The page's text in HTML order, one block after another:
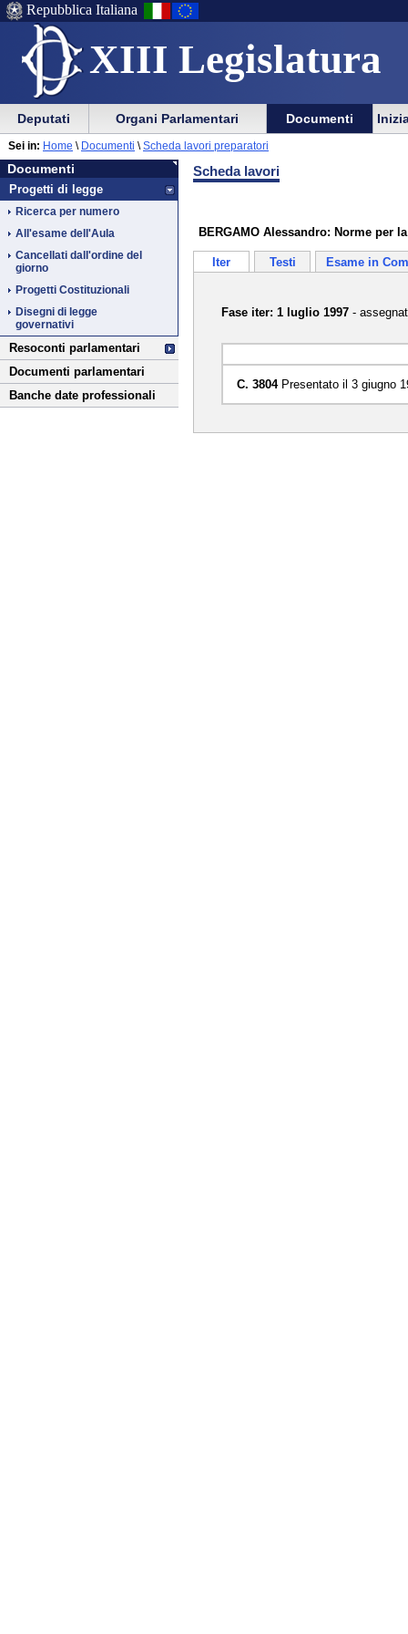
XIII Legislatura
Menu
di
ausilio
alla
navigazione
Vai
Menu
di
navigazione
principale
Repubblica Italiana
Menu
di
navigazione
principale
Vai
menu
di
sezione
Deputati Organi Parlamentari Documenti
Documenti
Vai
al
contenuto
Documenti
Progetti di legge
Ricerca per numero
All'esame dell'Aula
Cancellati dall'ordine del
giorno
Progetti Costituzionali
Disegni di legge
governativi
Resoconti parlamentari
Documenti parlamentari
Banche date professionali
Sei in: Home \ Documenti \ Scheda lavori preparatori
Scheda lavori
BERGAMO Alessandro: Norme per
Iter Testi Esame in
Fase iter: 1 luglio 1997 -
C. 3804Presentato il 3 giugno